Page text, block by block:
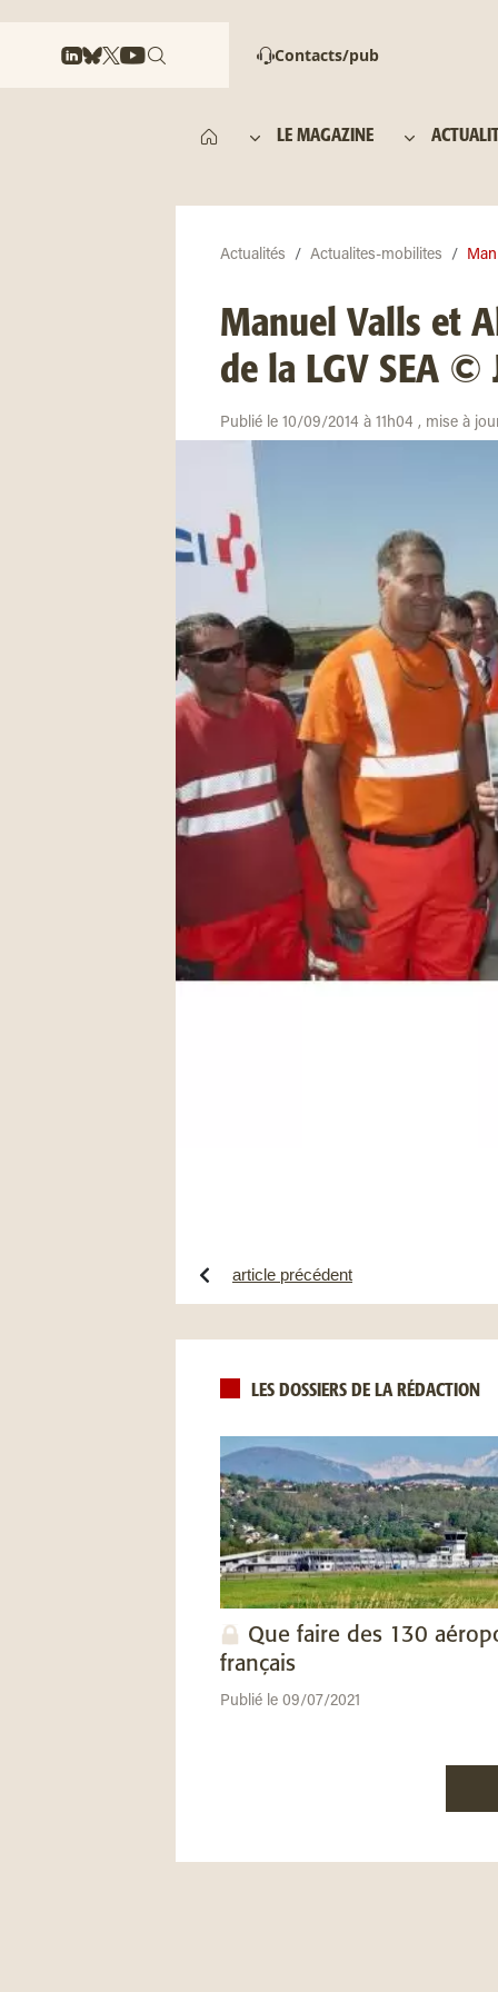
Contacts/pub
LE MAGAZINE
Actualités Actualites-mobilites
Manuel Valls et
de la LGV SEA ©
Publié le 10/09/2014 à 11h04 , mise à
article précédent
LES DOSSIERS DE LA RÉDACTION
Que faire des 130
français
Publié le 09/07/2021